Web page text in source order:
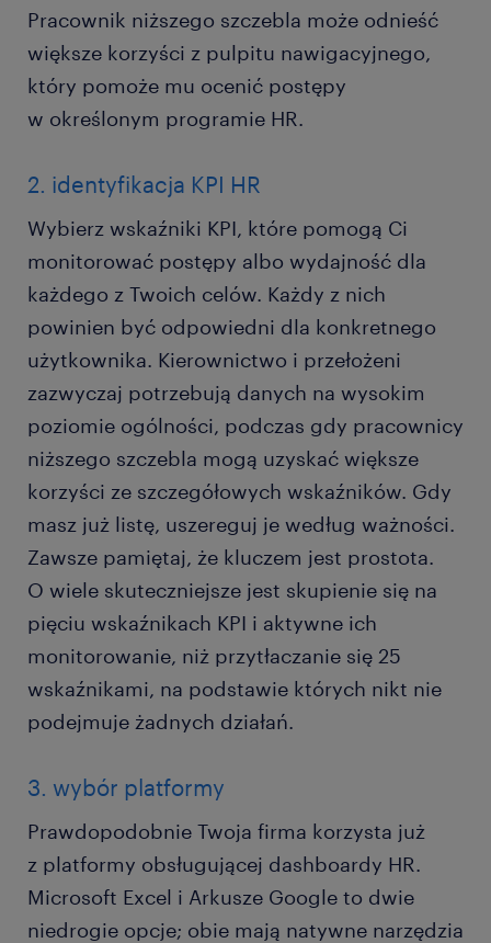
Pracownik niższego szczebla może odnieść
większe korzyści z pulpitu nawigacyjnego,
który pomoże mu ocenić postępy
w określonym programie HR.
2. identyfikacja KPI HR
Wybierz wskaźniki KPI, które pomogą Ci
monitorować postępy albo wydajność dla
każdego z Twoich celów. Każdy z nich
powinien być odpowiedni dla konkretnego
użytkownika. Kierownictwo i przełożeni
zazwyczaj potrzebują danych na wysokim
poziomie ogólności, podczas gdy pracownicy
niższego szczebla mogą uzyskać większe
korzyści ze szczegółowych wskaźników. Gdy
masz już listę, uszereguj je według ważności.
Zawsze pamiętaj, że kluczem jest prostota.
O wiele skuteczniejsze jest skupienie się na
pięciu wskaźnikach KPI i aktywne ich
monitorowanie, niż przytłaczanie się 25
wskaźnikami, na podstawie których nikt nie
podejmuje żadnych działań.
3. wybór platformy
Prawdopodobnie Twoja firma korzysta już
z platformy obsługującej dashboardy HR.
Microsoft Excel i Arkusze Google to dwie
niedrogie opcje; obie mają natywne narzędzia